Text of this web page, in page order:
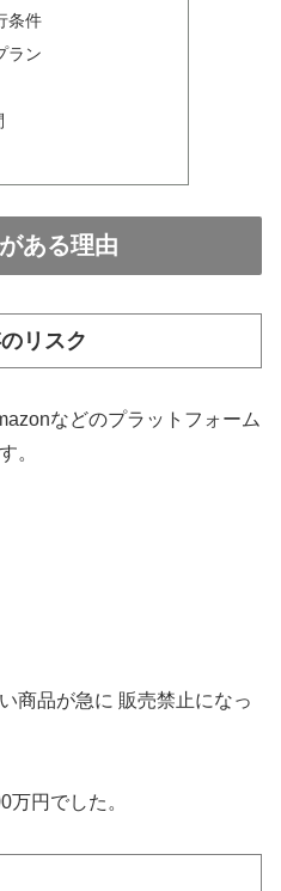
条件
ラン
ある理由
リスク
などのプラットフォーム
。
商品が急に 販売禁止になっ
円でした。